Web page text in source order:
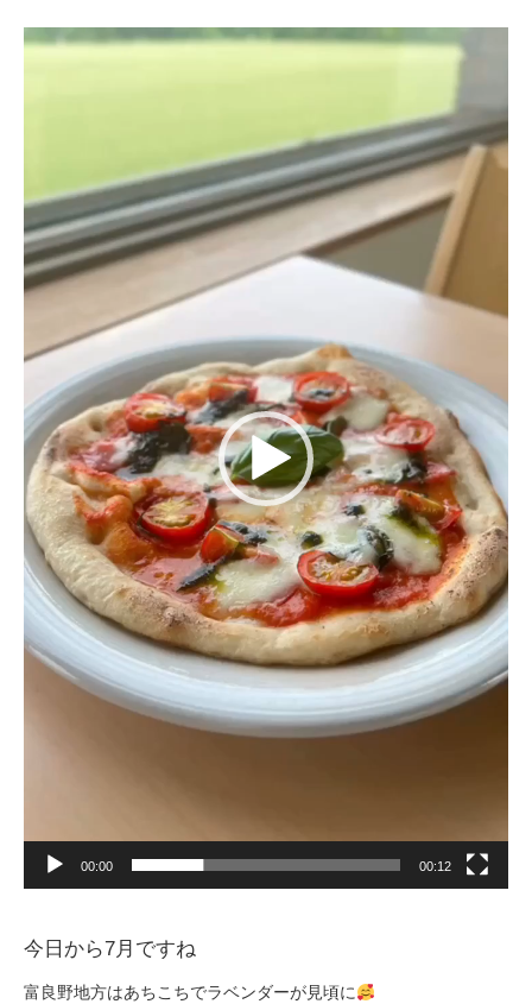
動
00:00 00:12
今日から7月ですね
富良野地方はあちこちでラベンダーが見頃に